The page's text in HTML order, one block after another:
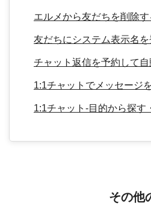
エルメから友だちを削除
友だちにシステム表示名
チャット返信を予約して
1:1チャットでメッセージ
1:1チャット-目的から探す
その他